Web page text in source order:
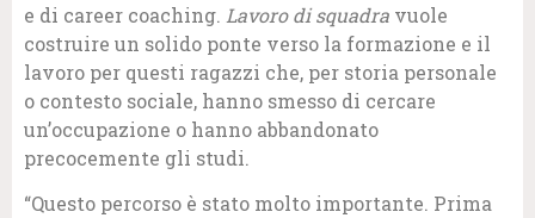
e di career coaching. Lavoro di squadra vuole
costruire un solido ponte verso la formazione e il
lavoro per questi ragazzi che, per storia personale
o contesto sociale, hanno smesso di cercare
un’occupazione o hanno abbandonato
precocemente gli studi.
“Questo percorso è stato molto importante. Prima